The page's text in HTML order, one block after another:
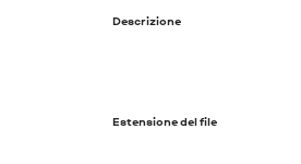
Descrizione
Estensione del file